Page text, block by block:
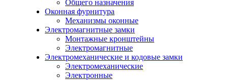
Общего назначения
Оконная фурнитура
Механизмы оконные
Электромагнитные замки
Монтажные кронштейны
Электромагнитные
Электромеханические и кодовые замки
Электромеханические
Электронные